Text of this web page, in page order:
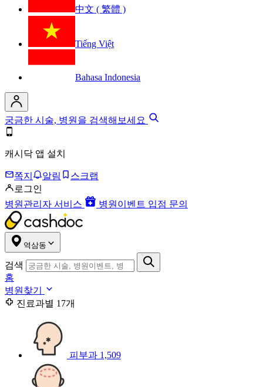
中文 ( 繁體 )
Tiếng Việt
Bahasa Indonesia
궁금한 시술, 병원을 검색해보세요
캐시닥 앱 설치
쪽지 알림
스크랩
로그인
병원관리자 서비스
병원이벤트 입점 문의
역삼동
검색
홈
병원찾기
진료과별 17개
피부과 1,509